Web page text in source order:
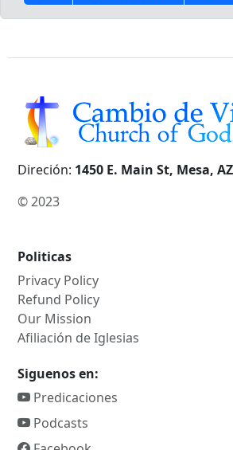
Direción: 1450 E. Main St, Mesa,
© 2023
Politicas
Privacy Policy
Refund Policy
Our Mission
Afiliación de Iglesias
Siguenos en:
Predicaciones
Podcasts